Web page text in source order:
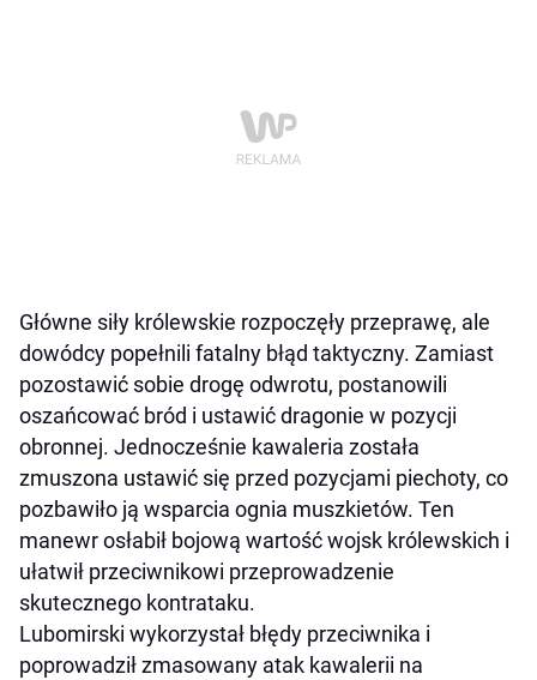
Główne siły królewskie rozpoczęły przeprawę, ale
dowódcy popełnili fatalny błąd taktyczny. Zamiast
pozostawić sobie drogę odwrotu, postanowili
oszańcować bród i ustawić dragonie w pozycji
obronnej. Jednocześnie kawaleria została
zmuszona ustawić się przed pozycjami piechoty, co
pozbawiło ją wsparcia ognia muszkietów. Ten
manewr osłabił bojową wartość wojsk królewskich i
ułatwił przeciwnikowi przeprowadzenie
skutecznego kontrataku.
Lubomirski wykorzystał błędy przeciwnika i
poprowadził zmasowany atak kawalerii na